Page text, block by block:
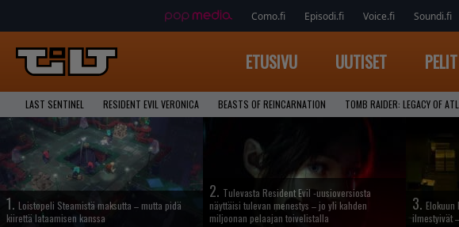
Como.fi Episodi.fi Voice.fi Soundi.fi
ETUSIVU UUTISET PELIT
LAST SENTINEL RESIDENT EVIL VERONICA BEASTS OF REINCARNATION TOMB RAIDER: LEGACY OF
1. Loistopeli Steamistä maksutta – mutta pidä
kiirettä lataamisen kanssa
2. Tulevasta Resident Evil -uusioversiosta
näyttäisi tulevan menestys – jo yli kahden
miljoonan pelaajan toivelistalla
3.
ilmestyivät